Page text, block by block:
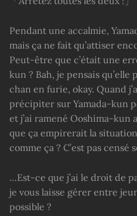
Pendant une accalmie,
mais ça ne fait qu’attiser
Peut-être que c’était une
kun ? Bah, je pensais
chan en furie, okay. Quand
précipiter sur Yamada-kun
et j’ai ramené Ooshima-kun
que ça empirerait la
comme ça ? C’est pas censé
…Est-ce que j’ai le droit de
je vous laisse gérer entre
possible ?